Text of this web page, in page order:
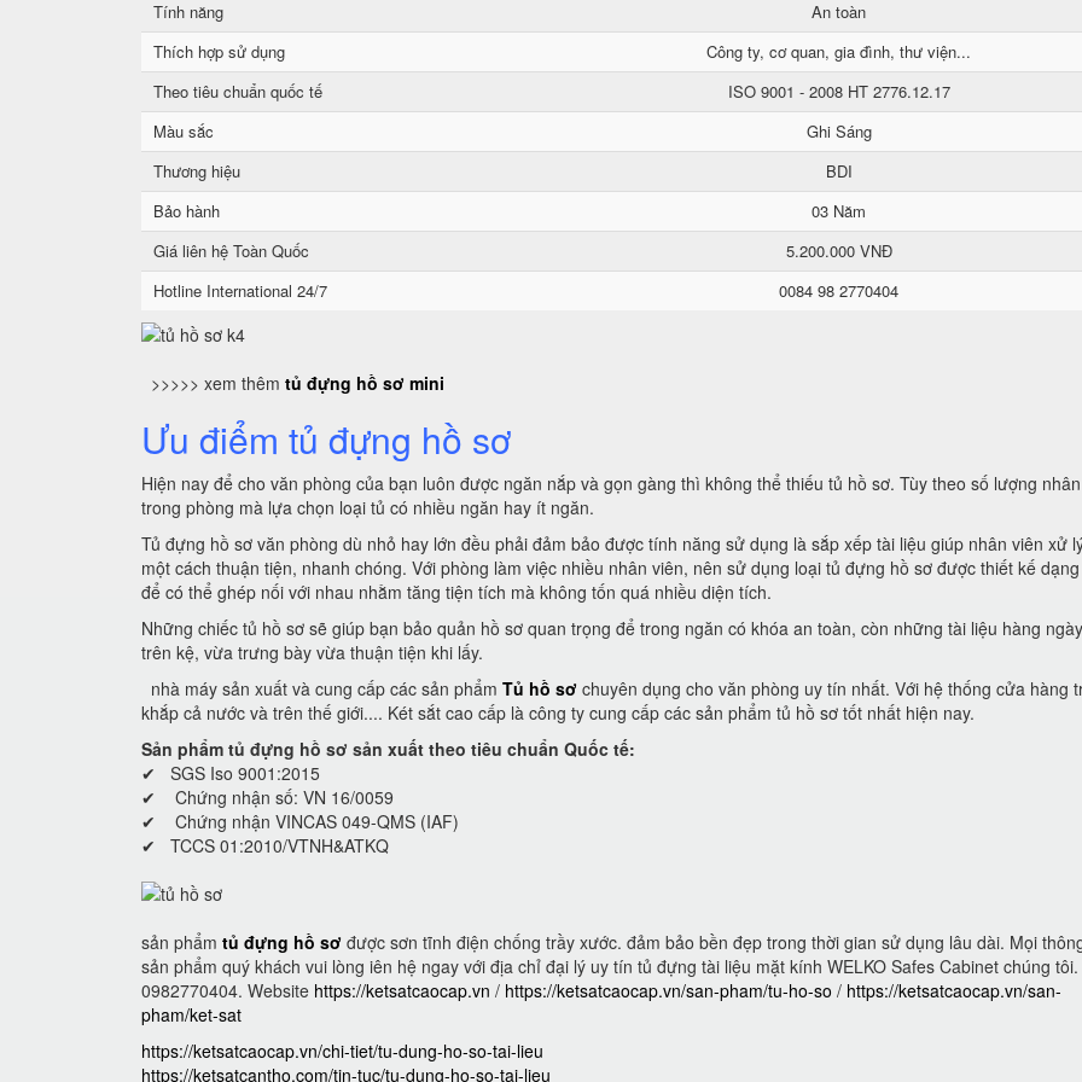
Tính năng
An toàn
Thích hợp sử dụng
Công ty, cơ quan, gia đình, thư viện...
Theo tiêu chuẩn quốc tế
ISO 9001 - 2008 HT 2776.12.17
Màu sắc
Ghi Sáng
Thương hiệu
BDI
Bảo hành
03 Năm
Giá liên hệ Toàn Quốc
5.200.000 VNĐ
Hotline International 24/7
0084 98 2770404
>>>>> xem thêm tủ đựng hồ sơ mini
Ưu điểm tủ đựng hồ sơ
Hiện nay để cho văn phòng của bạn luôn được ngăn nắp và gọn gàng thì không thể thiếu tủ hồ sơ. Tùy theo số lượng
trong phòng mà lựa chọn loại tủ có nhiều ngăn hay ít ngăn.
Tủ đựng hồ sơ văn phòng dù nhỏ hay lớn đều phải đảm bảo được tính năng sử dụng là sắp xếp tài liệu giúp nhân viên xử
một cách thuận tiện, nhanh chóng. Với phòng làm việc nhiều nhân viên, nên sử dụng loại tủ đựng hồ sơ được thiết kế
để có thể ghép nối với nhau nhằm tăng tiện tích mà không tốn quá nhiều diện tích.
Những chiếc tủ hồ sơ sẽ giúp bạn bảo quản hồ sơ quan trọng để trong ngăn có khóa an toàn, còn những tài liệu hàng
trên kệ, vừa trưng bày vừa thuận tiện khi lấy.
nhà máy sản xuất và cung cấp các sản phẩm Tủ hồ sơ chuyên dụng cho văn phòng uy tín nhất. Với hệ thống cửa hàng
khắp cả nước và trên thế giới.... Két sắt cao cấp là công ty cung cấp các sản phẩm tủ hồ sơ tốt nhất hiện nay.
Sản phẩm tủ đựng hồ sơ sản xuất theo tiêu chuẩn Quốc tế:
✔ SGS Iso 9001:2015
✔ Chứng nhận số: VN 16/0059
✔ Chứng nhận VINCAS 049-QMS (IAF)
✔ TCCS 01:2010/VTNH&ATKQ
sản phẩm tủ đựng hồ sơ được sơn tĩnh điện chống trầy xước. đảm bảo bền đẹp trong thời gian sử dụng lâu dài. Mọi
sản phẩm quý khách vui lòng iên hệ ngay với địa chỉ đại lý uy tín tủ đựng tài liệu mặt kính WELKO Safes Cabinet chúng
0982770404. Website https://ketsatcaocap.vn / https://ketsatcaocap.vn/san-pham/tu-ho-so / https://ketsatcaocap.vn/san-
pham/ket-sat
https://ketsatcaocap.vn/chi-tiet/tu-dung-ho-so-tai-lieu
https://ketsatcantho.com/tin-tuc/tu-dung-ho-so-tai-lieu